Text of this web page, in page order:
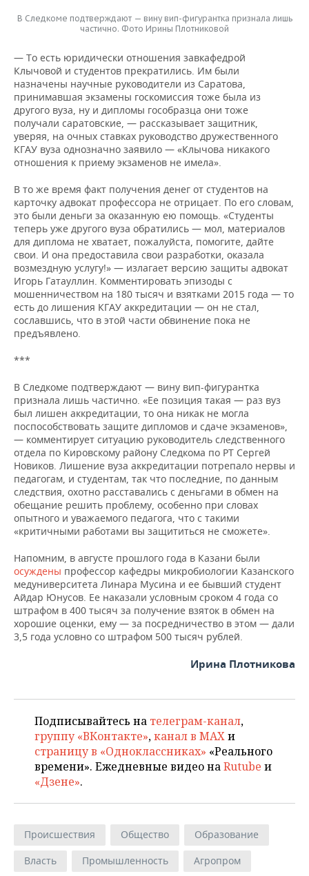
В Следкоме подтверждают — вину вип-фигурантка признала лишь
частично. Фото Ирины Плотниковой
— То есть юридически отношения завкафедрой
Клычовой и студентов прекратились. Им были
назначены научные руководители из Саратова,
принимавшая экзамены госкомиссия тоже была из
другого вуза, ну и дипломы гособразца они тоже
получали саратовские, — рассказывает защитник,
уверяя, на очных ставках руководство дружественного
КГАУ вуза однозначно заявило — «Клычова никакого
отношения к приему экзаменов не имела».
В то же время факт получения денег от студентов на
карточку адвокат профессора не отрицает. По его словам,
это были деньги за оказанную ею помощь. «Студенты
теперь уже другого вуза обратились — мол, материалов
для диплома не хватает, пожалуйста, помогите, дайте
свои. И она предоставила свои разработки, оказала
возмездную услугу!» — излагает версию защиты адвокат
Игорь Гатауллин. Комментировать эпизоды с
мошенничеством на 180 тысяч и взятками 2015 года — то
есть до лишения КГАУ аккредитации — он не стал,
сославшись, что в этой части обвинение пока не
предъявлено.
***
В Следкоме подтверждают — вину вип-фигурантка
признала лишь частично. «Ее позиция такая — раз вуз
был лишен аккредитации, то она никак не могла
поспособствовать защите дипломов и сдаче экзаменов»,
— комментирует ситуацию руководитель следственного
отдела по Кировскому району Следкома по РТ Сергей
Новиков. Лишение вуза аккредитации потрепало нервы и
педагогам, и студентам, так что последние, по данным
следствия, охотно расставались с деньгами в обмен на
обещание решить проблему, особенно при словах
опытного и уважаемого педагога, что с такими
«критичными работами вы защититься не сможете».
Напомним, в августе прошлого года в Казани были
осуждены профессор кафедры микробиологии Казанского
медуниверситета Линара Мусина и ее бывший студент
Айдар Юнусов. Ее наказали условным сроком 4 года со
штрафом в 400 тысяч за получение взяток в обмен на
хорошие оценки, ему — за посредничество в этом — дали
3,5 года условно со штрафом 500 тысяч рублей.
Ирина Плотникова
Подписывайтесь на телеграм-канал,
группу «ВКонтакте»,канал в MAXи
страницу в «Одноклассниках» «Реального
времени». Ежедневные видео наRutube и
«Дзене».
Происшествия Общество
Образование
Власть
Промышленность Агропром